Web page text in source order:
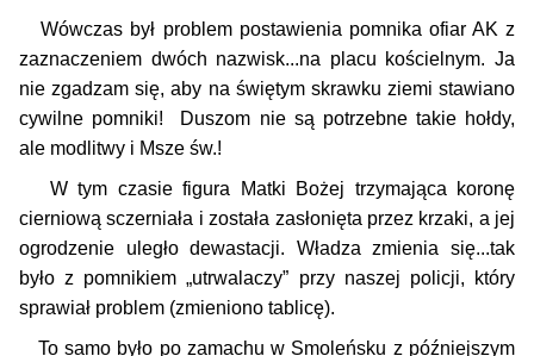
Wówczas był problem postawienia pomnika ofiar AK z
zaznaczeniem dwóch nazwisk...na placu kościelnym. Ja
nie zgadzam się, aby na świętym skrawku ziemi stawiano
cywilne pomniki! Duszom nie są potrzebne takie hołdy,
ale modlitwy i Msze św.!
W tym czasie figura Matki Bożej trzymająca koronę
cierniową sczerniała i została zasłonięta przez krzaki, a jej
ogrodzenie uległo dewastacji. Władza zmienia się...tak
było z pomnikiem „utrwalaczy” przy naszej policji, który
sprawiał problem (zmieniono tablicę).
To samo było po zamachu w Smoleńsku z późniejszym